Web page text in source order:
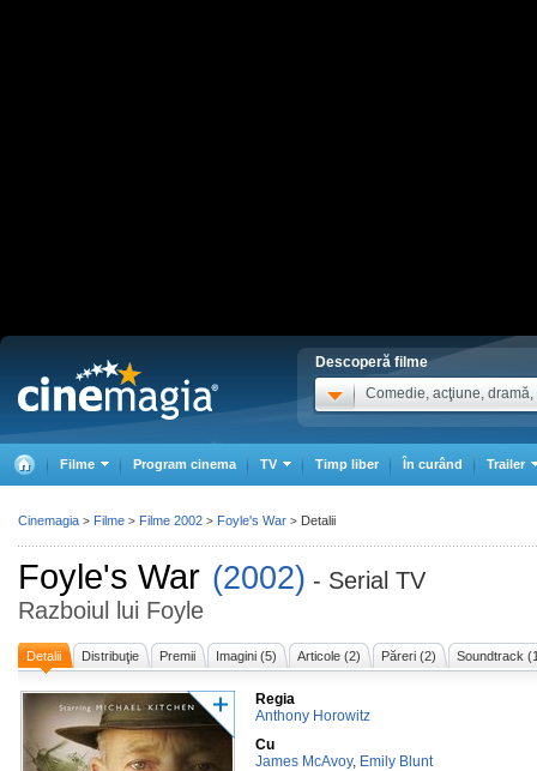
Descoperă filme
Comedie, acţiune, dramă,
Filme Program cinema TV Timp liber În curând Trailer
Foyle's War (2002) - Serial TV
Razboiul lui Foyle
Detalii Distribuţie Premii Imagini (5) Articole (2) Păreri (2) Soundtrack
Regia
Anthony Horowitz
Cu
James McAvoy, Emily Blunt
Cinemagia > Filme > Filme 2002 > Foyle's War > Detalii